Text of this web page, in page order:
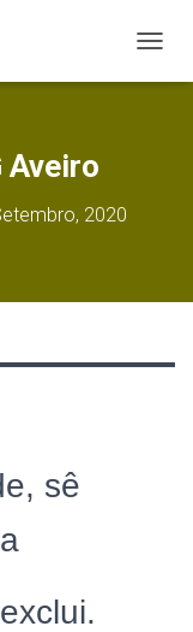
L
Aveiro
2020
sê